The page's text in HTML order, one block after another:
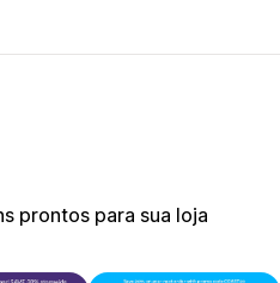
prontos para sua loja